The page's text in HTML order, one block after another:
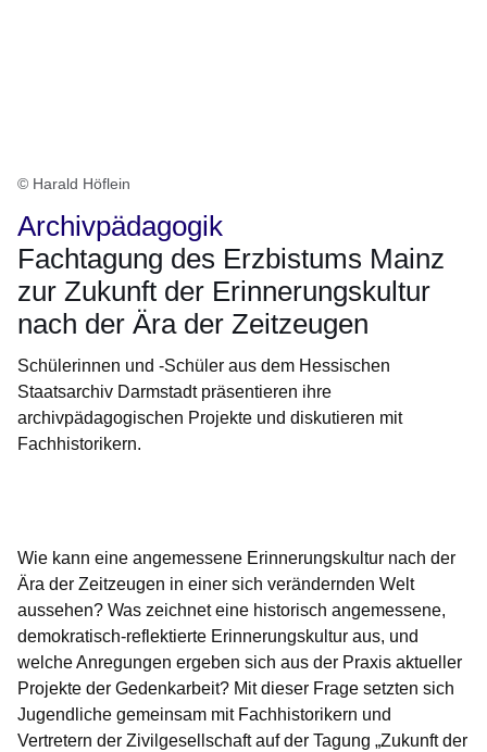
© Harald Höflein
Archivpädagogik
Fachtagung des Erzbistums Mainz
zur Zukunft der Erinnerungskultur
nach der Ära der Zeitzeugen
Schülerinnen und -Schüler aus dem Hessischen
Staatsarchiv Darmstadt präsentieren ihre
archivpädagogischen Projekte und diskutieren mit
Fachhistorikern.
Wie kann eine angemessene Erinnerungskultur nach der
Ära der Zeitzeugen in einer sich verändernden Welt
aussehen? Was zeichnet eine historisch angemessene,
demokratisch-reflektierte Erinnerungskultur aus, und
welche Anregungen ergeben sich aus der Praxis aktueller
Projekte der Gedenkarbeit? Mit dieser Frage setzten sich
Jugendliche gemeinsam mit Fachhistorikern und
Vertretern der Zivilgesellschaft auf der Tagung „Zukunft der